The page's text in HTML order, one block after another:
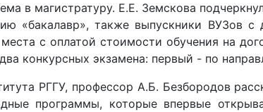
в магистратуру. Е.Е. Земскова
«бакалавр», также выпускники ВУЗов
с оплатой стоимости обучения на
конкурсных экзамена: первый - по
РГГУ, профессор А.Б. Безбородов
программы, которые впервые